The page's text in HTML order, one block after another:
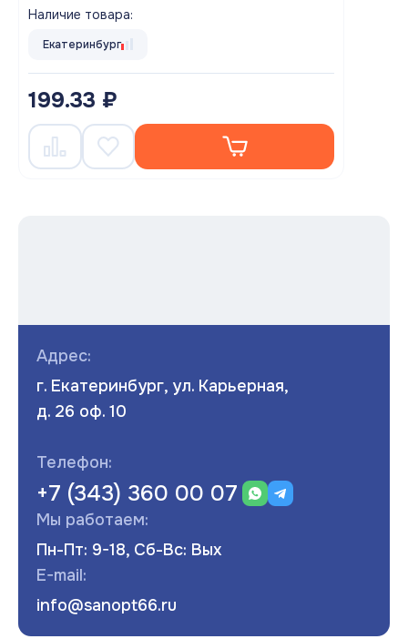
Наличие товара:
Екатеринбург
199.33 ₽
Адрес:
г. Екатеринбург, ул. Карьерная,
д. 26 оф. 10
Телефон:
+7 (343) 360 00 07
Мы работаем:
Пн-Пт: 9-18, Сб-Вс: Вых
E-mail:
info@sanopt66.ru